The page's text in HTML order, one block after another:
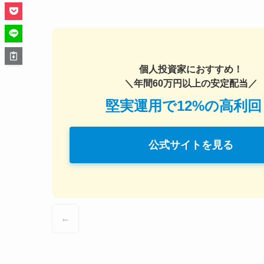
個人投資家におすすめ！
＼年間60万円以上の安定配当／
堅実運用で12%の高利
公式サイトを見る
←